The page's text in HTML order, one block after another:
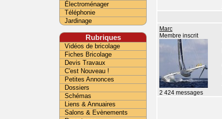
Marc
Membre inscrit
2 424 messages
Électroménager
Téléphonie
Jardinage
Rubriques
Vidéos de bricolage
Fiches Bricolage
Devis Travaux
C'est Nouveau !
Petites Annonces
Dossiers
Schémas
Liens & Annuaires
Salons & Evènements